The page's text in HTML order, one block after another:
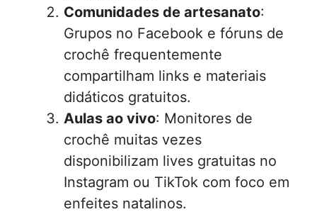
Comunidades de artesanato:
Grupos no Facebook e fóruns de
crochê frequentemente
compartilham links e materiais
didáticos gratuitos.
Aulas ao vivo: Monitores de
crochê muitas vezes
disponibilizam lives gratuitas no
Instagram ou TikTok com foco em
enfeites natalinos.